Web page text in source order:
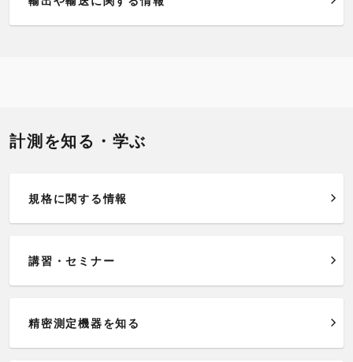
計測を知る・学ぶ
規格に関する情報
講習・セミナー
精密測定機器を知る